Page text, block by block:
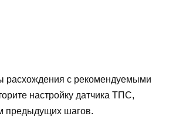
расхождения с рекомендуемыми
настройку датчика ТПС,
предыдущих шагов.